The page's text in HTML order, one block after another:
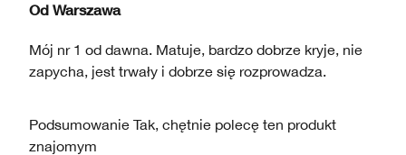
Od Warszawa
Mój nr 1 od dawna. Matuje, bardzo dobrze kryje, nie
zapycha, jest trwały i dobrze się rozprowadza.
Podsumowanie Tak, chętnie polecę ten produkt
znajomym